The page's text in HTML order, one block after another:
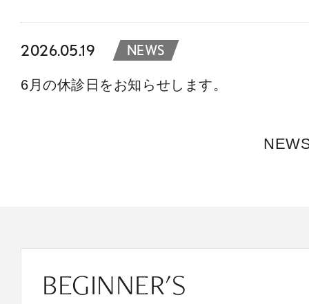
2026.05.19 NEWS
6月の休診日をお知らせします。
BEGINNER'S